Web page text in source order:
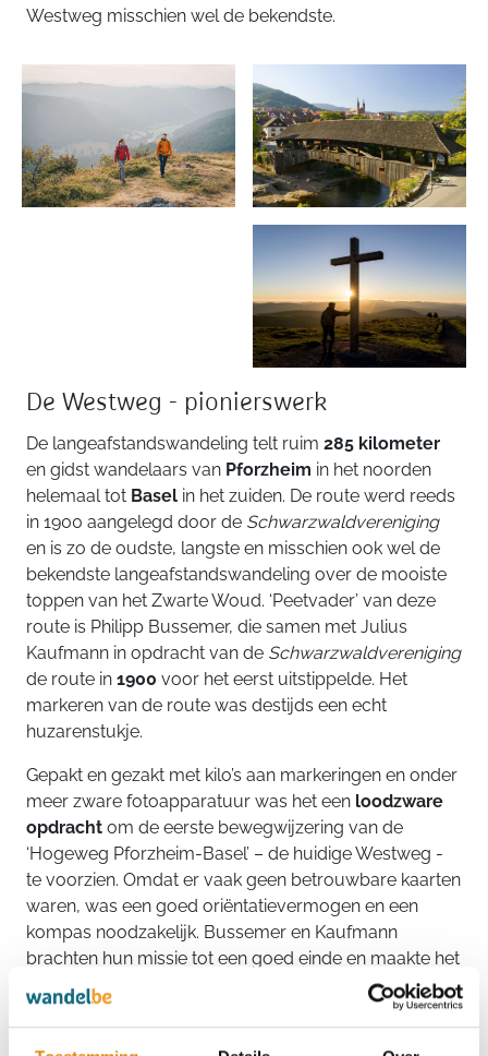
Westweg misschien wel de bekendste.
De Westweg - pionierswerk
De langeafstandswandeling telt ruim 285 kilometer
en gidst wandelaars van Pforzheim in het noorden
helemaal tot Basel in het zuiden. De route werd reeds
in 1900 aangelegd door de Schwarzwaldvereniging
en is zo de oudste, langste en misschien ook wel de
bekendste langeafstandswandeling over de mooiste
toppen van het Zwarte Woud. ‘Peetvader’ van deze
route is Philipp Bussemer, die samen met Julius
Kaufmann in opdracht van de Schwarzwaldvereniging
de route in 1900 voor het eerst uitstippelde. Het
markeren van de route was destijds een echt
huzarenstukje.
Gepakt en gezakt met kilo’s aan markeringen en onder
meer zware fotoapparatuur was het een loodzware
opdracht om de eerste bewegwijzering van de
‘Hogeweg Pforzheim-Basel’ – de huidige Westweg -
te voorzien. Omdat er vaak geen betrouwbare kaarten
waren, was een goed oriëntatievermogen en een
kompas noodzakelijk. Bussemer en Kaufmann
brachten hun missie tot een goed einde en maakte het
pad zo toegankelijk voor toeristen
. Tot op de dag
van vandaag wordt de route aangeduid door een